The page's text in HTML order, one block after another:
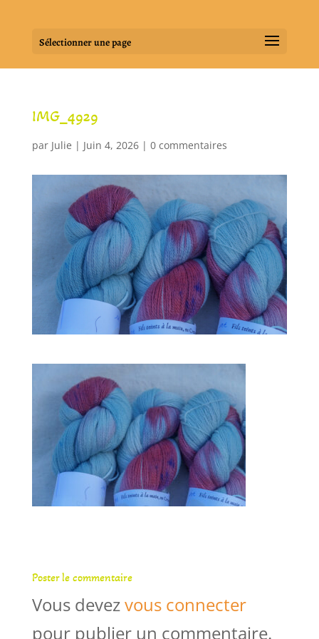
Sélectionner une page
IMG_4929
par Julie | Juin 4, 2026| 0 commentaires
Poster le commentaire
Vous devezvous connecter
pour publier un commentaire.